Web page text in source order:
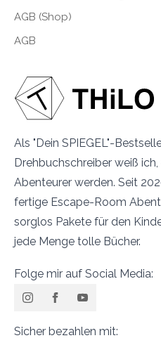
Als "Dein SPIEGEL"-
Drehbuchschreiber weiß
Abenteurer werden. Seit
fertige Escape-Room
sorglos Pakete für den
jede Menge tolle Bücher.
Folge mir auf Social Media:
Sicher bezahlen mit:
AGB (Shop)
AGB